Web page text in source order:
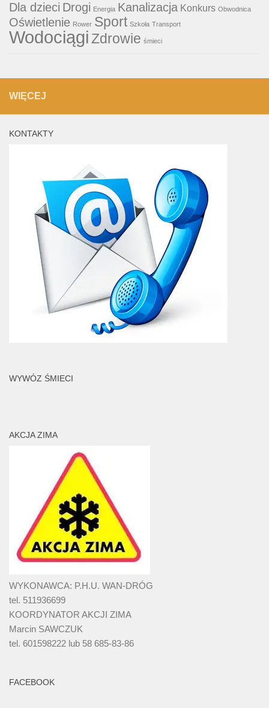
Dla dzieci Drogi Energia Kanalizacja Konkurs Obwodnica
Oświetlenie Rower Sport Szkoła Transport
WodociągiZdrowie śmieci
WIĘCEJ
KONTAKTY
WYWÓZ ŚMIECI
AKCJA ZIMA
WYKONAWCA: P.H.U. WAN-DRÓG
tel. 511936699
KOORDYNATOR AKCJI ZIMA
Marcin SAWCZUK
tel. 601598222 lub 58 685-83-86
FACEBOOK